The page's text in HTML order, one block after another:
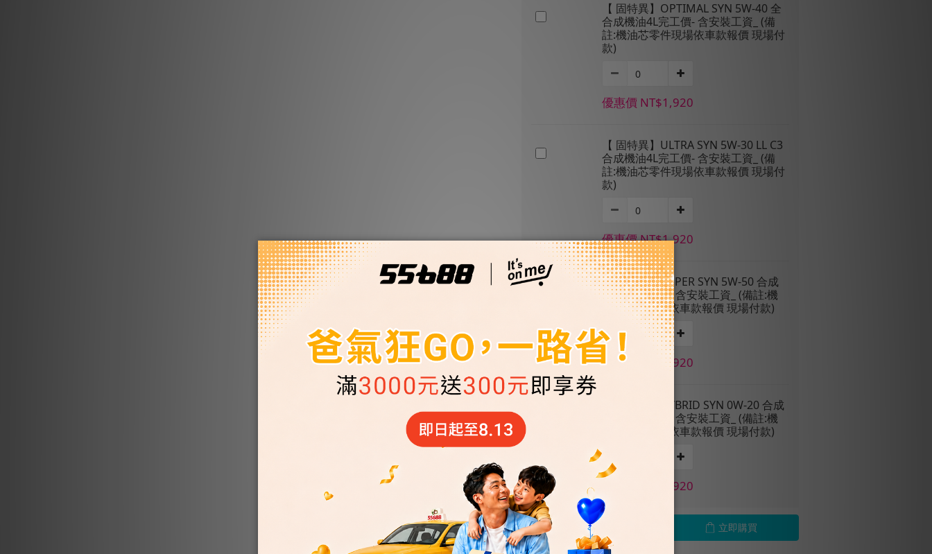
【 固特異】OPTIMAL SYN 5W-40 全
合成機油4L完工價- 含安裝工資_ (備
註:機油芯零件現場依車款報價 現場付
款)
優惠價 NT$1,920
【 固特異】ULTRA SYN 5W-30 LL C3
合成機油4L完工價- 含安裝工資_ (備
註:機油芯零件現場依車款報價 現場付
款)
優惠價 NT$1,920
【 固特異】SUPER SYN 5W-50 合成
機油4L完工價- 含安裝工資_ (備註:機
油芯零件現場依車款報價 現場付款)
優惠價 NT$1,920
【 固特異】HYBRID SYN 0W-20 合成
機油4L完工價- 含安裝工資_ (備註:機
油芯零件現場依車款報價 現場付款)
優惠價 NT$1,920
加入購物車 立即購買